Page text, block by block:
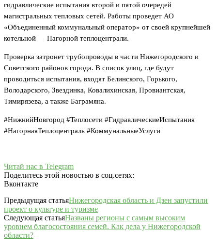
гидравлические испытания второй и пятой очередей
магистральных тепловых сетей. Работы проведет АО
«Объединенный коммунальный оператор» от своей крупнейшей
котельной — Нагорной теплоцентрали.
Проверка затронет трубопроводы в части Нижегородского и
Советского районов города. В список улиц, где будут
проводиться испытания, входят Белинского, Горького,
Володарского, Звездинка, Ковалихинская, Провиантская,
Тимирязева, а также Баграмяна.
#НижнийНовгород #Теплосети #ГидравлическиеИспытания
#НагорнаяТеплоцентраль #КоммунальныеУслуги
Читай нас в Telegram
Поделитесь этой новостью в соц.сетях:
Вконтакте
Предыдущая статьяНижегородская область и Дзен запустили
проект о культуре и туризме
Следующая статьяНазваны регионы с самым высоким
уровнем благосостояния семей. Как дела у Нижегородской
области?